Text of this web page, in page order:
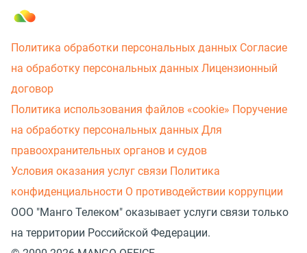
Политика обработки персональных данных Согласие
на обработку персональных данных Лицензионный
договор
Политика использования файлов «cookie» Поручение
на обработку персональных данных Для
правоохранительных органов и судов
Условия оказания услуг связи Политика
конфиденциальности О противодействии коррупции
ООО "Манго Телеком" оказывает услуги связи только
на территории Российской Федерации.